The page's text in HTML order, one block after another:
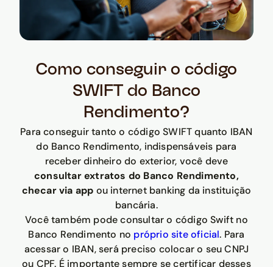
Como conseguir o código
SWIFT do Banco
Rendimento?
Para conseguir tanto o código SWIFT quanto IBAN
do Banco Rendimento, indispensáveis para
receber dinheiro do exterior, você deve
consultar extratos do Banco Rendimento,
checar via app ou internet banking da instituição
bancária.
Você também pode consultar o código Swift no
Banco Rendimento no próprio site oficial. Para
acessar o IBAN, será preciso colocar o seu CNPJ
ou CPF. É importante sempre se certificar desses